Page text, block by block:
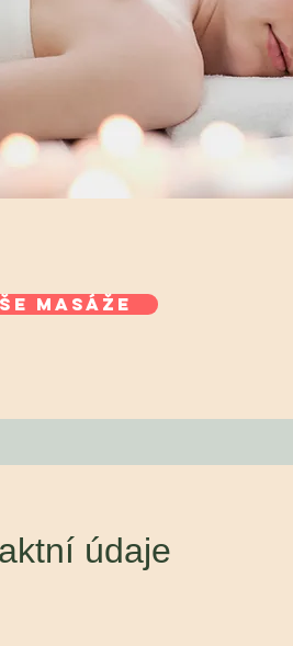
masáže
údaje